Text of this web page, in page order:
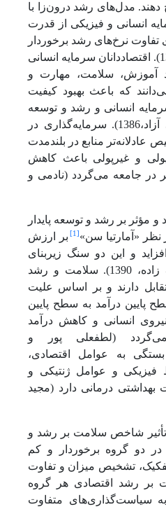
دهند. مدل‌های رشد درون‌زا با
انسانی و فیزیکی از قدرت
تفاوت نرخ‌های رشد برخوردار
1385). اقتصاددانان سرمایه انسانی
آموزش، سلامت، مهارت و
که باعث بهبود کیفیت
انسانی و رشد و توسعه
می‌گردد (امینی و حجازی آزاد،1386). سرمایه‌گذاری در
عادلانه‌تر منابع در بلندمدت
و غیرپولی باعث کاهش
در جامعه می‌گردد (نادمی و
بر رشد و توسعه پایدار
«آمارتیا سن» [1]
بر ارزش
و این دو سنگ زیربنای
ثروت انسان است (آصف زاده، 1390). سلامت و رشد
دارند و بر اساس علیت
پایین درآمد به سطح پایین
انسانی و کاهش درآمد
(لطفعلی پور و
سلامت بستگی به عوامل اقتصادی،
فیزیکی و عوامل ژنتیکی و
درمانی دارد (مجید
شاخص سلامت بر رشد و
در دو گروه برخوردار و کم
تشخیص میزان و تفاوت
بر رشد اقتصادی هر گروه
سیاست‌گذاری‌های متفاوت